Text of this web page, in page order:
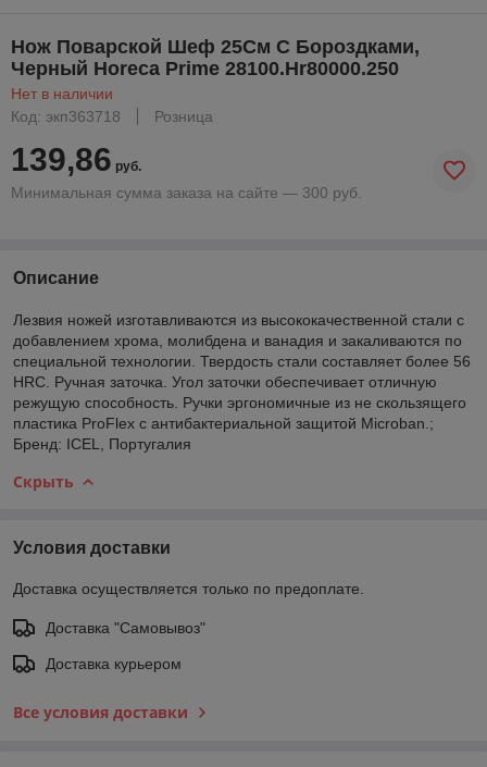
Нож Поварской Шеф 25См С Бороздками,
Черный Horeca Prime 28100.Hr80000.250
Нет в наличии
Код: экп363718
Розница
139,86 руб.
Минимальная сумма заказа на сайте — 300 руб.
Описание
Лезвия ножей изготавливаются из высококачественной стали с
добавлением хрома, молибдена и ванадия и закаливаются по
специальной технологии. Твердость стали составляет более 56
HRC. Ручная заточка. Угол заточки обеспечивает отличную
режущую способность. Ручки эргономичные из не скользящего
пластика ProFlex с антибактериальной защитой Microban.;
Бренд: ICEL, Португалия
Скрыть
Условия доставки
Доставка осуществляется только по предоплате.
Доставка "Самовывоз"
Доставка курьером
Все условия доставки